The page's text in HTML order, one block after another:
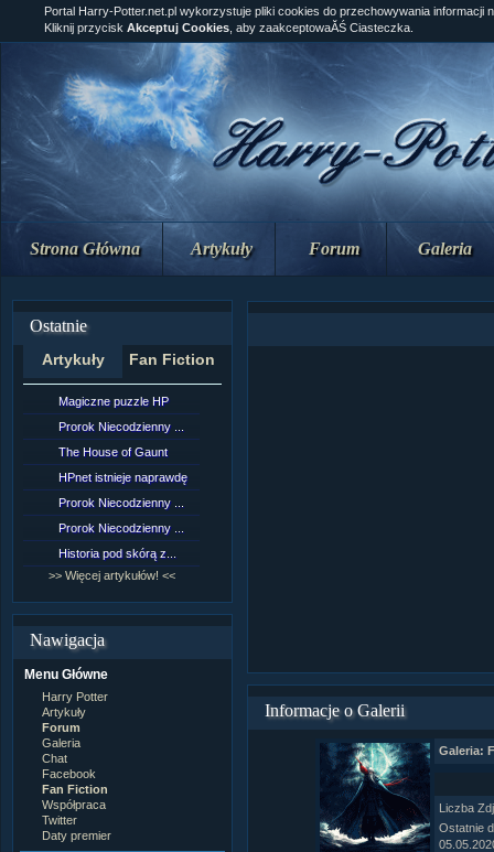
Strona Główna Artykuły Forum Galeria
Ostatnie
Artykuły Fan Fiction
Magiczne puzzle HP
Prorok Niecodzienny ...
The House of Gaunt
HPnet istnieje naprawdę
Prorok Niecodzienny ...
Prorok Niecodzienny ...
Historia pod skórą z...
>> Więcej artykułów! <<
Nawigacja
Menu Główne
Harry Potter
Artykuły
Forum
Galeria
Chat
Facebook
Fan Fiction
Współpraca
Twitter
Daty premier
Portal Harry-Potter.net.pl wykorzystuje pliki cookies do przechowywania informacji
Kliknij przycisk Akceptuj Cookies , aby zaakceptowaĂŚ Ciasteczka.
Informacje o Galerii
Galeria:
Liczba
Ostatnie